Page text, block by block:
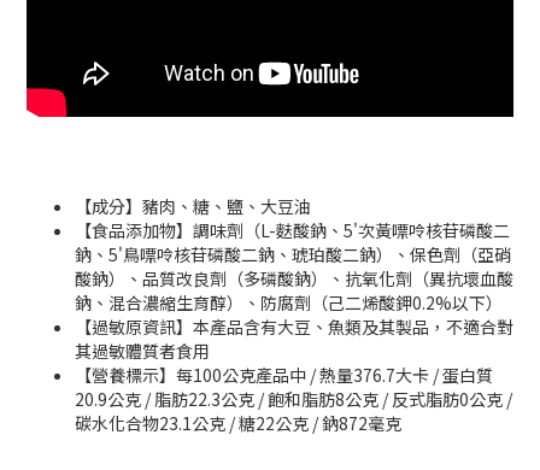
【成分】豬肉、糖、鹽、大豆油
【食品添加物】調味劑（L-麩酸鈉、5'次黃嘌呤核苷磷酸二
鈉、5'鳥嘌呤核苷磷酸二鈉、琥珀酸二鈉）、保色劑（亞硝
酸鈉）、品質改良劑（多磷酸鈉）、抗氧化劑（異抗壞血酸
鈉、混合濃縮生育醇）、防腐劑（己二烯酸鉀0.2%以下）
【過敏原資訊】本產品含有大豆、魚類及其製品，不適合對
其過敏體質者食用
【營養標示】每100公克產品中 / 熱量376.7大卡 / 蛋白質
20.9公克 / 脂肪22.3公克 / 飽和脂肪8公克 / 反式脂肪0公克 /
碳水化合物23.1公克 / 糖22公克 / 鈉872毫克